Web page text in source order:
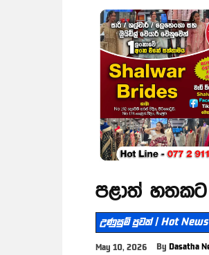
පළාත් හතකට
උණුසුම් පුවත් | Hot News
May 10, 2026 By Dasatha